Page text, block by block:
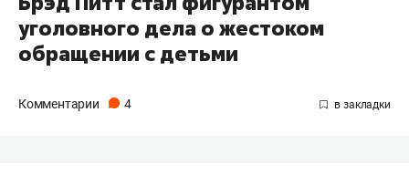
уголовного дела о жестоком
обращении с детьми
Комментарии 4